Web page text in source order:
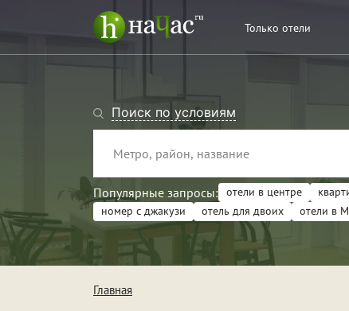
Только отели
Поиск по условиям
Популярные запросы: отели в центре
номер с джакузи
отель для двоих отели в
Главная